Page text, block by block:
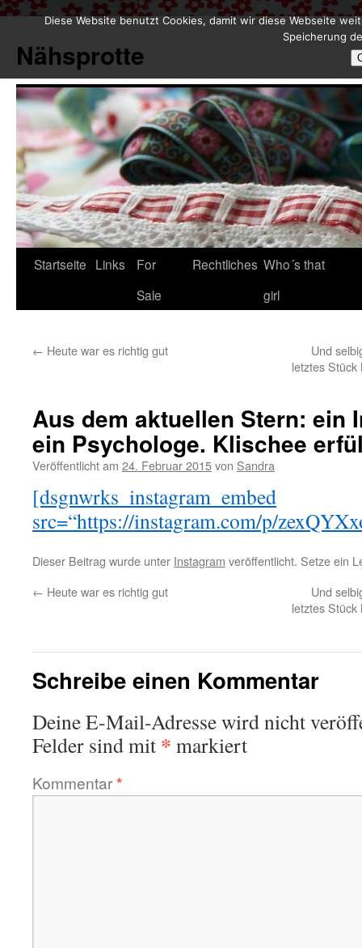
springen
Nähsprotte
Startseite Links
For
Sale
Rechtliches Who´s that
girl
← Heute war es richtig gut
Und
letztes
Aus dem aktuellen Stern: ein
ein Psychologe. Klischee
Veröffentlicht am 24. Februar 2015von Sandra
[dsgnwrks_instagram_embed
src=“https://instagram.com/p/
Dieser Beitrag wurde unter Instagram veröffentlicht. Setze ein
← Heute war es richtig gut
Und
letztes
Schreibe einen Kommentar
Deine E-Mail-Adresse wird nicht
Felder sind mit * markiert
Kommentar*
Diese Website benutzt Cookies, damit wir diese Webseite
Speicherung